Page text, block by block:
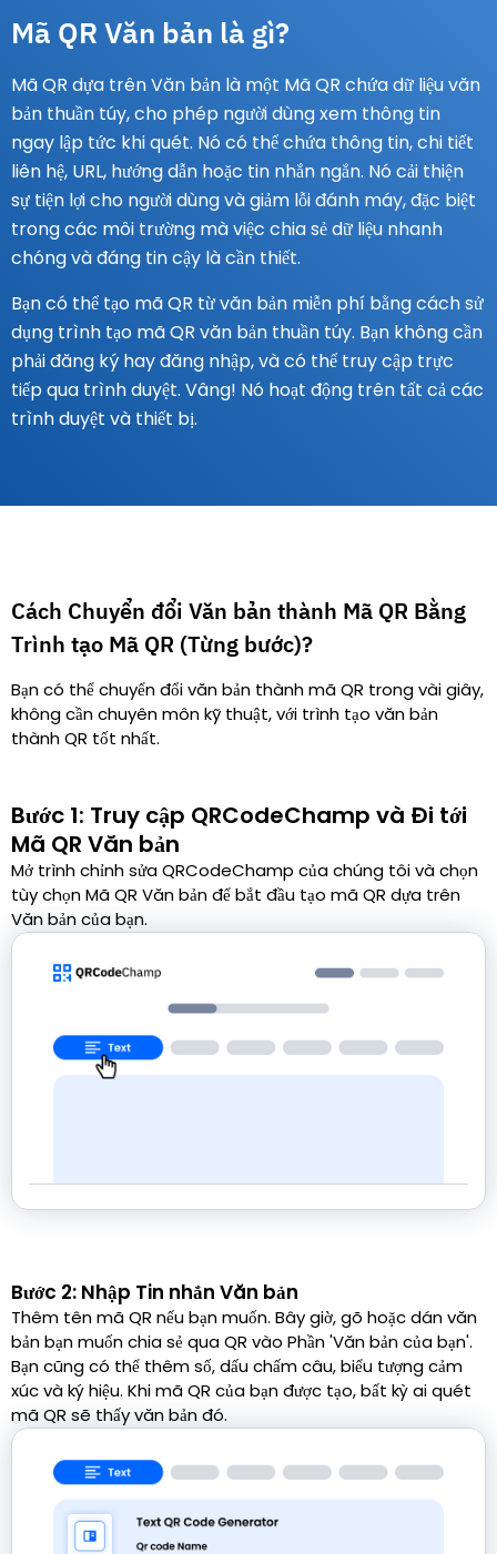
Mã QR Văn bản là gì?
Mã QR dựa trên Văn bản là một Mã QR chứa dữ liệu văn
bản thuần túy, cho phép người dùng xem thông tin
ngay lập tức khi quét. Nó có thể chứa thông tin, chi tiết
liên hệ, URL, hướng dẫn hoặc tin nhắn ngắn. Nó cải thiện
sự tiện lợi cho người dùng và giảm lỗi đánh máy, đặc biệt
trong các môi trường mà việc chia sẻ dữ liệu nhanh
chóng và đáng tin cậy là cần thiết.
Bạn có thể tạo mã QR từ văn bản miễn phí bằng cách sử
dụng trình tạo mã QR văn bản thuần túy. Bạn không cần
phải đăng ký hay đăng nhập, và có thể truy cập trực
tiếp qua trình duyệt. Vâng! Nó hoạt động trên tất cả các
trình duyệt và thiết bị.
Cách Chuyển đổi Văn bản thành Mã QR Bằng
Trình tạo Mã QR (Từng bước)?
Bạn có thể chuyển đổi văn bản thành mã QR trong vài giây,
không cần chuyên môn kỹ thuật, với trình tạo văn bản
thành QR tốt nhất.
Bước 1: Truy cập QRCodeChamp và Đi tới
Mã QR Văn bản
Mở trình chỉnh sửa QRCodeChamp của chúng tôi và chọn
tùy chọn Mã QR Văn bản để bắt đầu tạo mã QR dựa trên
Văn bản của bạn.
Bước 2: Nhập Tin nhắn Văn bản
Thêm tên mã QR nếu bạn muốn. Bây giờ, gõ hoặc dán văn
bản bạn muốn chia sẻ qua QR vào Phần 'Văn bản của bạn'.
Bạn cũng có thể thêm số, dấu chấm câu, biểu tượng cảm
xúc và ký hiệu. Khi mã QR của bạn được tạo, bất kỳ ai quét
mã QR sẽ thấy văn bản đó.